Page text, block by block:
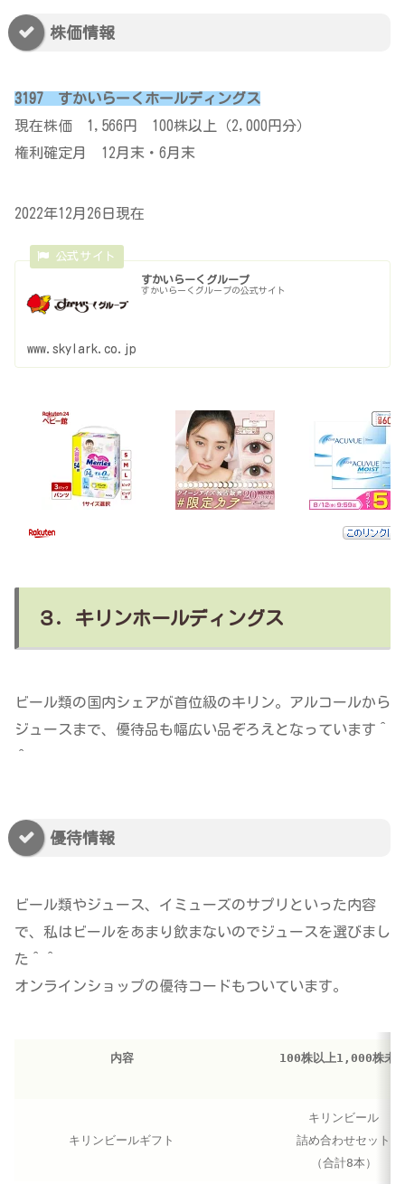
株価情報
3197 すかいらーくホールディングス
現在株価 1,566円 100株以上（2,000円分）
権利確定月 12月末・6月末
2022年12月26日現在
すかいらーくグループ
すかいらーくグループの公式サイト
www.skylark.co.jp
３．キリンホールディングス
ビール類の国内シェアが首位級のキリン。アルコールから
ジュースまで、優待品も幅広い品ぞろえとなっています＾
優待情報
ビール類やジュース、イミューズのサプリといった内容
で、私はビールをあまり飲まないのでジュースを選びまし
た＾＾
オンラインショップの優待コードもついています。
内容 100株以上1,000株未
キリンビールギフト
キリンビール
詰め合わせセット
（合計8本）